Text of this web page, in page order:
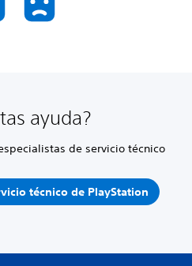
ayuda?
de servicio técnico
técnico de PlayStation